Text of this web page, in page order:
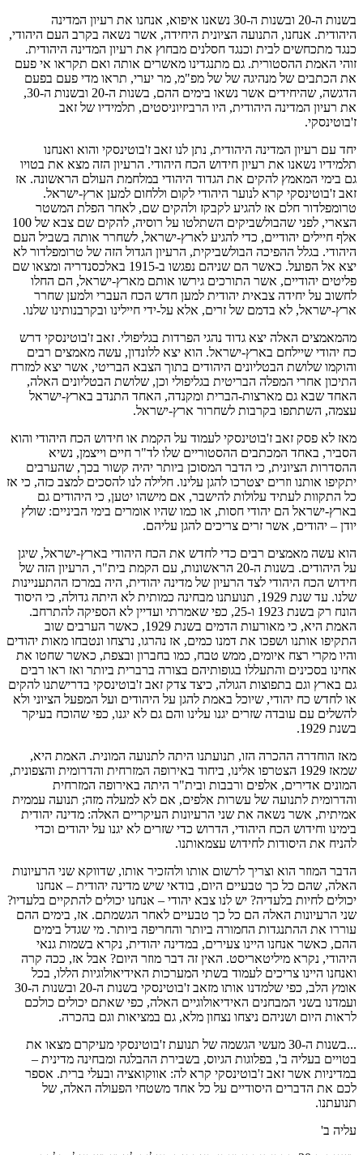
בשנות ה-20 ובשנות ה-30 נשאנו איפוא, אנחנו את רעיון המדינה
היהודית. אנחנו, התנועה הציונית היחידה, אשר נשאה בקרב העם היהודי,
כנגד מתכחשים לבית וכנגד חסלנים מבחוץ את רעיון המדינה היהודית.
זוהי האמת ההסטורית. גם מתנגדינו מאשרים אותה ואם תקראו אי פעם
את הכתבים של מנהיגה של של מפ"מ, מר יערי, תראו מדי פעם בפעם
הדגשה, שהיחידים אשר נשאו בימים ההם, בשנות ה-20 ובשנות ה-30,
את רעיון המדינה היהודית, היו הרביזיוניסטים, תלמידיו של זאב
ז'בוטינסקי.
יחד עם רעיון המדינה היהודית, נתן לנו זאב ז'בוטינסקי והוא ואנחנו
תלמידיו נשאנו את רעיון חידוש הכח היהודי. הרעיון הזה מצא את בטויו
גם בימי המאמץ להקים את הגדוד היהודי במלחמת העולם הראשונה. אז
זאב ז'בוטינסקי קרא לנוער היהודי לקום וללחום למען ארץ-ישראל.
טרומפלדור חלם אז להגיע לקבקז ולהקים שם, לאחר הפלת המשטר
הצארי, לפני שהבולשביקים השתלטו על רוסיה, להקים שם צבא של 100
אלף חיילים יהודיים, כדי להגיע לארץ-ישראל, לשחרר אותה בשביל העם
היהודי. בגלל ההפיכה הבולשביקית, הרעיון הגדול הזה של טרומפלדור לא
יצא אל הפועל. כאשר הם שניהם נפגשו ב-1915 באלכסנדריה ומצאו שם
פליטים יהודיים, אשר התורכים גירשו אותם מארץ-ישראל, הם החלו
לחשוב על יחידה צבאית יהודית למען חדש הכח העברי ולמען שחרר
ארץ-ישראל, לא בדמם של זרים, אלא על-ידי חיילינו ובקרבנותינו שלנו.
מהמאמצים האלה יצא גדוד נהגי הפרדות בגליפולי. זאב ז'בוטינסקי דרש
כח יהודי שיילחם בארץ-ישראל. הוא יצא ללונדון, עשה מאמצים רבים
והוקמו שלושת הבטליונים היהודים בתוך הצבא הבריטי, אשר יצא למזרח
התיכון אחרי המפלה הבריטית בגליפולי וכן, שלושת הבטליונים האלה,
האחד שבא גם מארצות-הברית ומקנדה, האחד התנדב בארץ-ישראל
עצמה, השתתפו בקרבות לשחרור ארץ-ישראל.
מאז לא פסק זאב ז'בוטינסקי לעמוד על הקמת או חידוש הכח היהודי והוא
הסביר, באחד המכתבים ההסטוריים שלו לד"ר חיים וייצמן, נשיא
ההסדרות הציונית, כי הדבר המסוכן ביותר יהיה קשור בכך, שהערבים
יתקיפו אותנו וזרים יצטרכו להגן עלינו. חלילה לנו להסכים למצב כזה, כי אז
כל התקוות לעתיד עלולות להישבר, אם מישהו יטען, כי היהודים גם
בארץ-ישראל הם יהודי חסות, או כמו שהיו אומרים בימי הביניים: שולץ
יודן – יהודים, אשר זרים צריכים להגן עליהם.
הוא עשה מאמצים רבים כדי לחדש את הכח היהודי בארץ-ישראל, שיגן
על היהודים. בשנות ה-20 הראשונות, עם הקמת בית"ר, הרעיון הזה של
חידוש הכח היהודי לצד הרעיון של מדינה יהודית, היה במרכז ההתעניינות
שלנו. עד שנת 1929, תנועתנו מבחינה כמותית לא היתה גדולה, כי היסוד
הונח רק בשנת 1923 ו-25, כפי שאמרתי ועדיין לא הספיקה להתרחב.
האמת היא, כי מאורעות הדמים בשנת 1929, כאשר הערבים שוב
התקיפו אותנו ושפכו את דמנו כמים, אז נהרגו, נרצחו ונטבחו מאות יהודים
והיו מקרי רצח איומים, ממש טבח, כמו בחברון ובצפת, כאשר שחטו את
אחינו בסכינים והתעללו בגופותיהם בצורה ברברית ביותר ואז ראו רבים
גם בארץ וגם בתפוצות הגולה, כיצד צדק זאב ז'בוטינסקי בדרישתנו להקים
או לחדש כח יהודי, שיוכל באמת להגן על היהודים ועל המפעל הציוני ולא
להשלים עם עובדה שזרים יגנו עלינו והם גם לא יגנו, כפי שהוכח בעיקר
בשנת 1929.
מאז הוחדרה ההכרה הזו, תנועתנו היתה לתנועה המונית. האמת היא,
שמאז 1929 הצטרפו אלינו, ביחוד באירופה המזרחית והדרומית והצפונית,
המונים אדירים, אלפים ורבבות ובית"ר היתה באירופה המזרחית
והדרומית לתנועה של עשרות אלפים, אם לא למעלה מזה; תנועה עממית
אמיתית, אשר נשאה את שני הרעיונות העיקריים האלה: מדינה יהודית
בימינו וחידוש הכח היהודי, הדרוש כדי שזרים לא יגנו על יהודים וכדי
להניח את היסודות לחידוש עצמאותנו.
הדבר המוזר הוא וצריך לרשום אותו ולהזכיר אותו, שדווקא שני הרעיונות
האלה, שהם כל כך טבעיים היום, בודאי שיש מדינה יהודית – אנחנו
יכולים לחיות בלעדיה? יש לנו צבא יהודי – אנחנו יכולים להתקיים בלעדיו?
שני הרעיונות האלה הם כל כך טבעיים לאחר הגשמתם. אז, בימים ההם
עוררו את ההתנגדות החמורה ביותר והחריפה ביותר. מי שגדל בימים
ההם, כאשר אנחנו היינו צעירים, במדינה יהודית, נקרא בשמות גנאי
היהודי, נקרא מיליטאריסט. האין זה דבר מוזר היום? אבל אז, ככה קרה
ואנחנו היינו צריכים לעמוד בשתי המערכות האידיאולוגיות הללו, בכל
אומץ הלב, כפי שלמדנו אותו מזאב ז'בוטינסקי בשנות ה-20 ובשנות ה-30
ועמדנו בשני המבחנים האידיאולוגיים האלה, כפי שאתם יכולים כולכם
לראות היום ושניהם ניצחו נצחון מלא, גם במציאות וגם בהכרה.
...בשנות ה-30 מעשי הגשמה של תנועת ז'בוטינסקי מעיקרם מצאו את
בטויים בעליה ב', בפלוגות הגיוס, בשבירת ההבלגה ומבחינה מדינית –
במדיניות אשר זאב ז'בוטינסקי קרא לה: אווקואציה ובעלי ברית. אספר
לכם את הדברים היסודיים על כל אחד משטחי הפעולה האלה, של
תנועתנו.
עליה ב'